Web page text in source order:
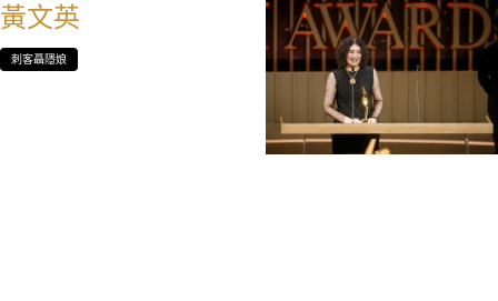
黃文英
刺客聶隱娘